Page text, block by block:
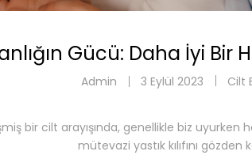
Gücü: Daha İyi Bir
Admin 3 Eylül 2023 Cilt
bir cilt arayışında, genellikle biz
mütevazi yastık kılıfını gözden